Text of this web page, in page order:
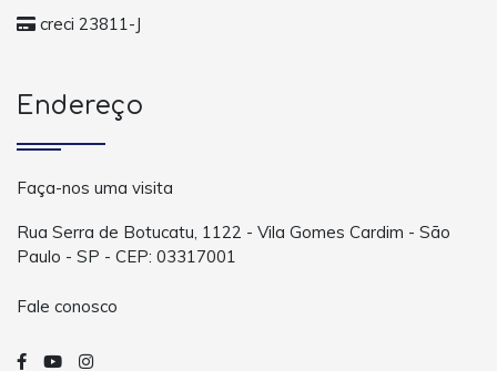
creci 23811-J
Endereço
Faça-nos uma visita
Rua Serra de Botucatu, 1122 - Vila Gomes Cardim - São
Paulo - SP - CEP: 03317001
Fale conosco